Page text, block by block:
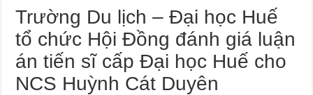
Trường Du lịch – Đại học Huế
tổ chức Hội Đồng đánh giá luận
án tiến sĩ cấp Đại học Huế cho
NCS Huỳnh Cát Duyên